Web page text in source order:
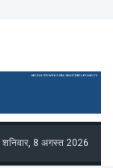
शनिवार, 8 अगस्त 2026